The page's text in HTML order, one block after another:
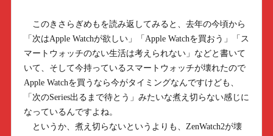
このきさらぎめもを読み返してみると、去年の今頃から
「次はApple Watchが欲しい」「Apple Watchを買おう」「ス
マートウォッチのない生活は考えられない」などと書いて
いて、そして今持っているスマートウォッチが壊れたので
Apple Watchを買うなら今がタイミングなんですけども、
「次のSeries出るまで待とう」みたいな煮え切らない感じに
なっているんですよね。
というか、煮え切らないというよりも、ZenWatch2が壊